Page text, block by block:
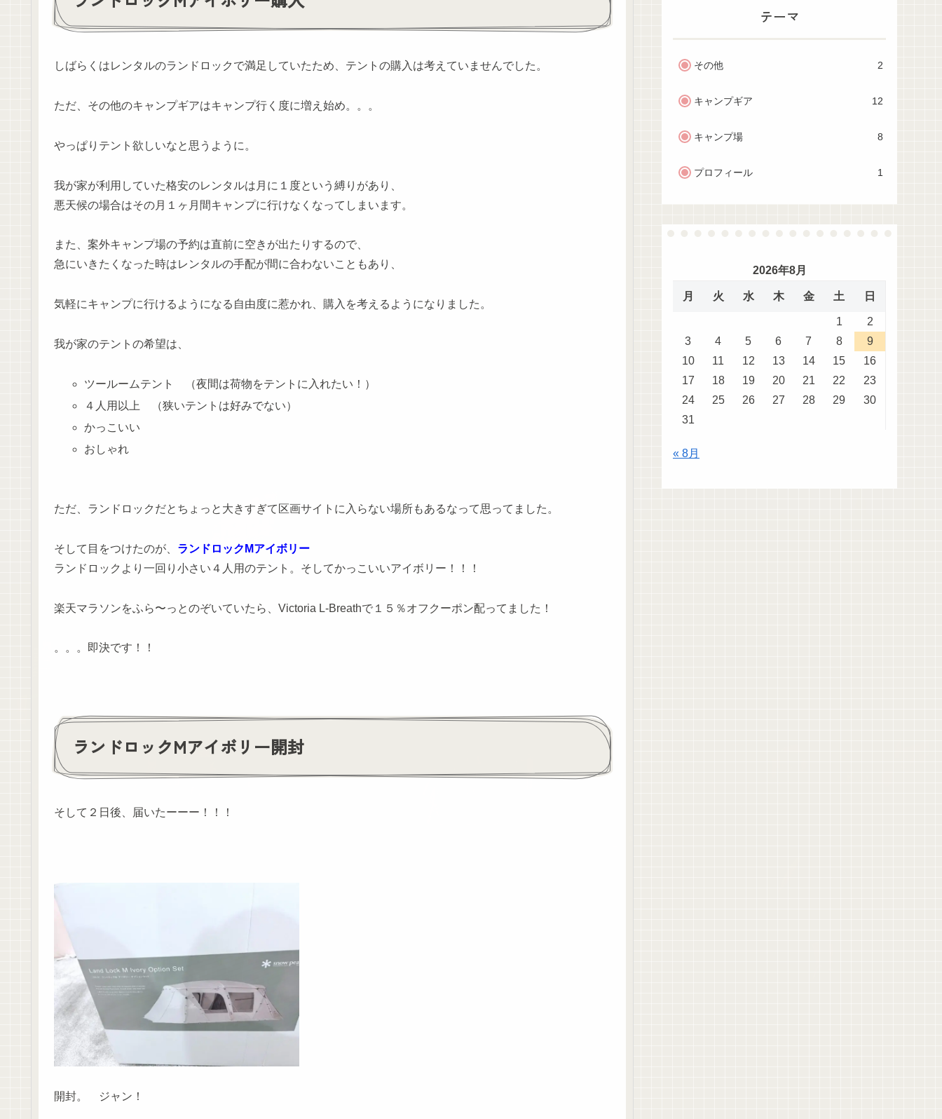
しばらくはレンタルのランドロックで満足していたため、テントの購入は考えていませんでした。
ただ、その他のキャンプギアはキャンプ行く度に増え始め。。。
やっぱりテント欲しいなと思うように。
我が家が利用していた格安のレンタルは月に１度という縛りがあり、
悪天候の場合はその月１ヶ月間キャンプに行けなくなってしまいます。
また、案外キャンプ場の予約は直前に空きが出たりするので、
急にいきたくなった時はレンタルの手配が間に合わないこともあり、
気軽にキャンプに行けるようになる自由度に惹かれ、購入を考えるようになりました。
我が家のテントの希望は、
ツールームテント （夜間は荷物をテントに入れたい！）
４人用以上 （狭いテントは好みでない）
かっこいい
おしゃれ
ただ、ランドロックだとちょっと大きすぎて区画サイトに入らない場所もあるなって思ってました。
そして目をつけたのが、 ランドロックMアイボリー
ランドロックより一回り小さい４人用のテント。そしてかっこいいアイボリー！！！
楽天マラソンをふら〜っとのぞいていたら、Victoria L-Breathで１５％オフクーポン配ってました！
。。。即決です！！
ランドロックMアイボリー開封
そして２日後、届いたーーー！！！
開封。 ジャン！
テーマ
その他 2
キャンプギア 12
キャンプ場 8
プロフィール 1
2026年8月
月 火 水 木 金 土 日
1
2
3
4 5 6 7 8
9
10
11 12 13 14 15
16
17
18 19 20 21 22
23
24
25 26 27 28 29
30
31
« 8月